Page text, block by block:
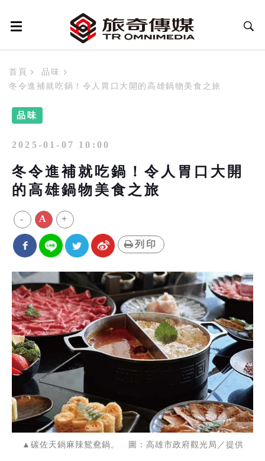
首頁
品味
冬令進補就吃鍋！令人胃口大開的高雄鍋物美食之旅
品味
2025-01-07 10:00
冬令進補就吃鍋！令人胃口大開
的高雄鍋物美食之旅
- A +
列印
▲碳佐天鍋麻辣鴛鴦鍋。 圖：高雄市政府觀光局／提供